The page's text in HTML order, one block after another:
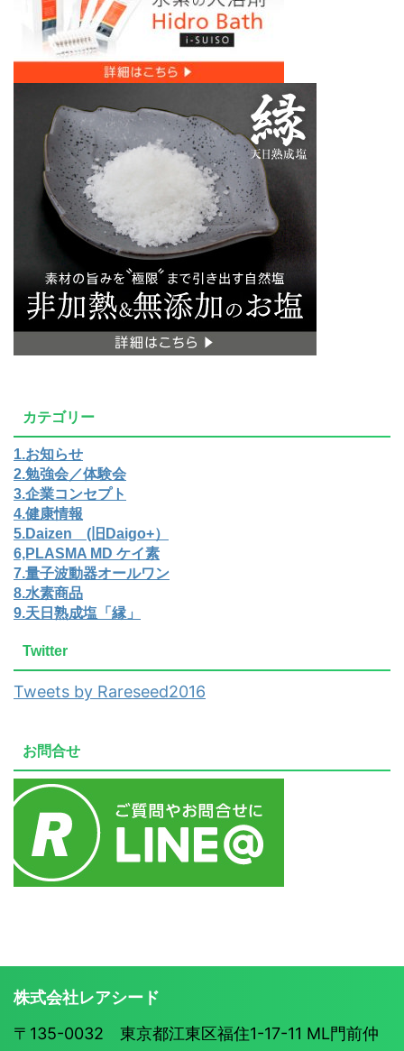
カテゴリー
1.お知らせ
2.勉強会／体験会
3.企業コンセプト
4.健康情報
5.Daizen (旧Daigo+）
6,PLASMA MD ケイ素
7.量子波動器オールワン
8.水素商品
9.天日熟成塩「縁」
Twitter
Tweets by Rareseed2016
お問合せ
株式会社レアシード
〒135-0032 東京都江東区福住1-17-11 ML門前仲